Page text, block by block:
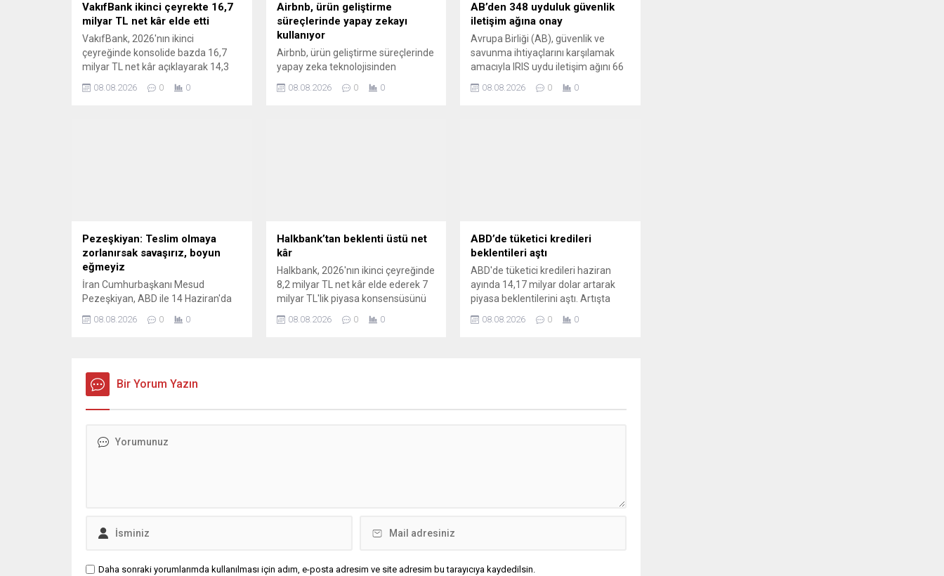
VakıfBank ikinci çeyrekte 16,7
milyar TL net kâr elde etti
VakıfBank, 2026'nın ikinci
çeyreğinde konsolide bazda 16,7
milyar TL net kâr açıklayarak 14,3
milyar TL'lik piyasa konsensüsünü
aştı; net kâr yıllık bazda yüzde 32
08.08.2026 0 0
Airbnb, ürün geliştirme
süreçlerinde yapay zekayı
kullanıyor
Airbnb, ürün geliştirme süreçlerinde
yapay zeka teknolojisinden
yararlanıyor. Kurucu ortak ve CEO
Brian Chesky, yapay zeka sayesinde
08.08.2026 0 0
AB’den 348 uyduluk güvenlik
iletişim ağına onay
Avrupa Birliği (AB), güvenlik ve
savunma ihtiyaçlarını karşılamak
amacıyla IRIS uydu iletişim ağını 66
yeni uyduyla genişleterek toplam
348 uydudan oluşan bir sistem
08.08.2026 0 0
Pezeşkiyan: Teslim olmaya
zorlanırsak savaşırız, boyun
eğmeyiz
İran Cumhurbaşkanı Mesud
Pezeşkiyan, ABD ile 14 Haziran'da
desteklediklerini belirterek
08.08.2026 0 0
Halkbank’tan beklenti üstü net
kâr
Halkbank, 2026'nın ikinci çeyreğinde
8,2 milyar TL net kâr elde ederek 7
milyar TL'lik piyasa konsensüsünü
08.08.2026 0 0
ABD’de tüketici kredileri
beklentileri aştı
ABD'de tüketici kredileri haziran
ayında 14,17 milyar dolar artarak
piyasa beklentilerini aştı. Artışta
ve öğrenci kredilerindeki yükseliş
08.08.2026 0 0
Bir Yorum Yazın
Daha sonraki yorumlarımda kullanılması için adım, e-posta adresim ve site adresim bu tarayıcıya kaydedilsin.